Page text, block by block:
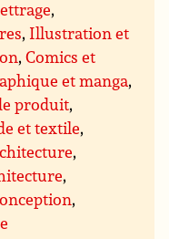
,
, Illustration et
,Comics et
et manga,
produit,
et textile,
,
,
,